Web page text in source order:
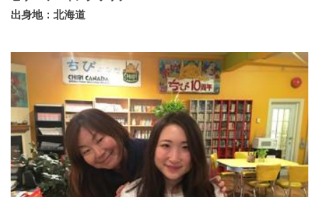
出身地：北海道